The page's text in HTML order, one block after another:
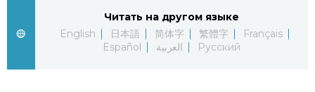
Читать на другом языке
English
日本語 简体字 繁體字
Français
Español
العربية Русский